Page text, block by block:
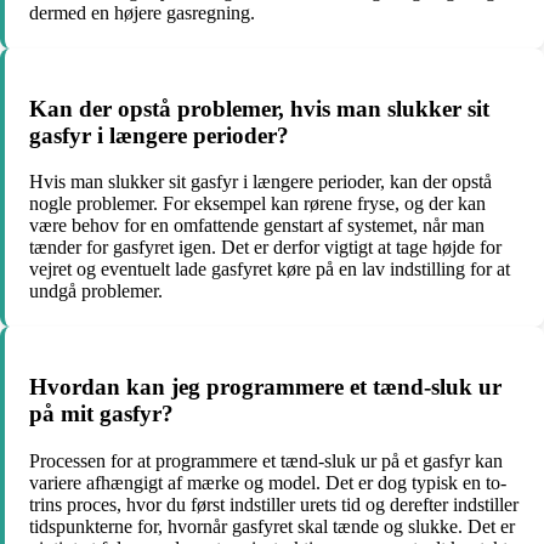
dermed en højere gasregning.
Kan der opstå problemer, hvis man slukker sit
gasfyr i længere perioder?
Hvis man slukker sit gasfyr i længere perioder, kan der opstå
nogle problemer. For eksempel kan rørene fryse, og der kan
være behov for en omfattende genstart af systemet, når man
tænder for gasfyret igen. Det er derfor vigtigt at tage højde for
vejret og eventuelt lade gasfyret køre på en lav indstilling for at
undgå problemer.
Hvordan kan jeg programmere et tænd-sluk ur
på mit gasfyr?
Processen for at programmere et tænd-sluk ur på et gasfyr kan
variere afhængigt af mærke og model. Det er dog typisk en to-
trins proces, hvor du først indstiller urets tid og derefter indstiller
tidspunkterne for, hvornår gasfyret skal tænde og slukke. Det er